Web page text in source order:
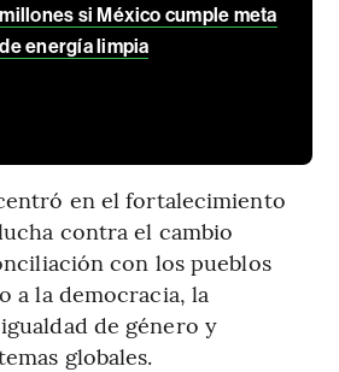
millones si México cumple meta
de energía limpia
en el fortalecimiento
contra el cambio
con los pueblos
a la democracia, la
de género y
globales.